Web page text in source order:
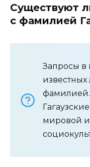
Существуют
с фамилией
Запросы в
известных
мировой